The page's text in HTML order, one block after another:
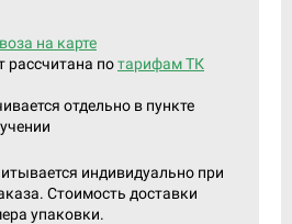
на карте
рассчитана потарифам ТК
отдельно в пункте
индивидуально при
Стоимость доставки
упаковки.